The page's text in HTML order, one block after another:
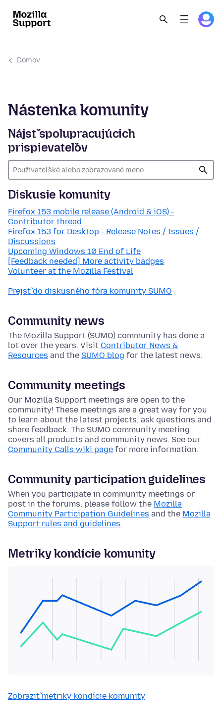
Domov
Nástenka komunity
Nájsť spolupracujúcich
prispievateľov
Diskusie komunity
Firefox 153 mobile release (Android & iOS) -
Contributor thread
Firefox 153 for Desktop - Release Notes / Issues /
Discussions
Upcoming Windows 10 End of Life
[Feedback needed] More activity badges
Volunteer at the Mozilla Festival
Prejsť do diskusného fóra komunity SUMO
Community news
The Mozilla Support (SUMO) community has done a
lot over the years. Visit Contributor News &
Resources and the SUMO blog for the latest news.
Community meetings
Our Mozilla Support meetings are open to the
community! These meetings are a great way for you
to learn about the latest projects, ask questions and
share feedback. The SUMO community meeting
covers all products and community news. See our
Community Calls wiki page for more information.
Community participation guidelines
When you participate in community meetings or
post in the forums, please follow the Mozilla
Community Participation Guidelines and the Mozilla
Support rules and guidelines.
Metriky kondície komunity
Zobraziť metriky kondície komunity